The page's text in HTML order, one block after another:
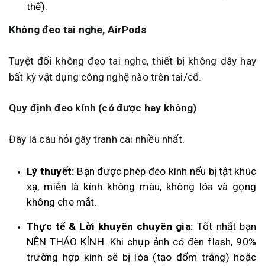
thể).
Không đeo tai nghe, AirPods
Tuyệt đối không đeo tai nghe, thiết bị không dây hay
bất kỳ vật dụng công nghệ nào trên tai/cổ.
Quy định đeo kính (có được hay không)
Đây là câu hỏi gây tranh cãi nhiều nhất.
Lý thuyết: Bạn được phép đeo kính nếu bị tật khúc
xạ, miễn là kính không màu, không lóa và gọng
không che mắt.
Thực tế & Lời khuyên chuyên gia: Tốt nhất bạn
NÊN THÁO KÍNH. Khi chụp ảnh có đèn flash, 90%
trường hợp kính sẽ bị lóa (tạo đốm trắng) hoặc